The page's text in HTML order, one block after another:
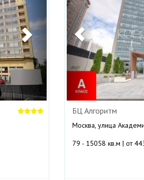
БЦ Алгоритм
Москва, улица
79 - 15058 кв.м | от